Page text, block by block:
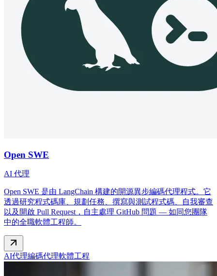
Open SWE
AI 代理
Open SWE 是由 LangChain 構建的開源異步編碼代理程式。它
透過研究程式碼庫、規劃任務、撰寫與測試程式碼、自我審查
以及開啟 Pull Request，自主處理 GitHub 問題 — 如同您團隊
中的全職軟體工程師。
AI代理編碼代理軟體工程